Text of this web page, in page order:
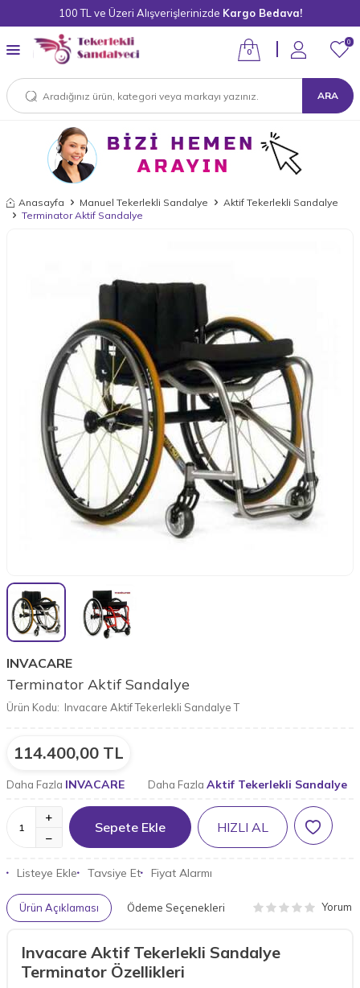
100 TL ve Üzeri Alışverişlerinizde Kargo Bedava!
ARA
0
0
Anasayfa Manuel Tekerlekli Sandalye
Aktif Tekerlekli Sandalye
Terminator Aktif Sandalye
INVACARE
Terminator Aktif Sandalye
Ürün Kodu: Invacare Aktif Tekerlekli Sandalye T
114.400,00 TL
Daha Fazla INVACARE Daha Fazla Aktif Tekerlekli Sandalye
Sepete Ekle HIZLI AL
Listeye Ekle Tavsiye Et Fiyat Alarmı
Ürün Açıklaması Ödeme Seçenekleri Yorum
Invacare Aktif Tekerlekli Sandalye
Terminator Özellikleri